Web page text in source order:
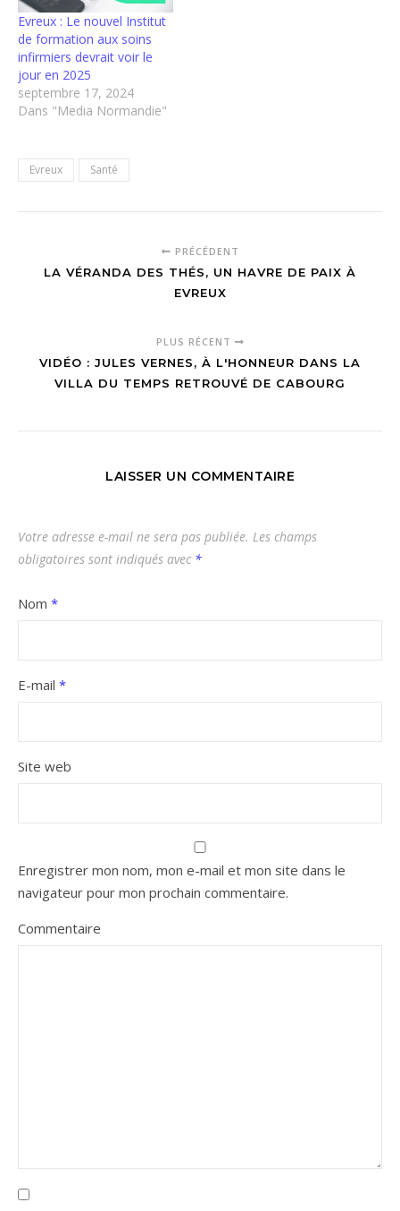
Evreux : Le nouvel Institut
de formation aux soins
infirmiers devrait voir le
jour en 2025
septembre 17, 2024
Dans "Media Normandie"
Evreux Santé
PRÉCÉDENT
LA VÉRANDA DES THÉS, UN HAVRE DE PAIX À
EVREUX
PLUS RÉCENT
VIDÉO : JULES VERNES, À L'HONNEUR DANS LA
VILLA DU TEMPS RETROUVÉ DE CABOURG
LAISSER UN COMMENTAIRE
Votre adresse e-mail ne sera pas publiée. Les champs
obligatoires sont indiqués avec *
Nom *
E-mail *
Site web
Enregistrer mon nom, mon e-mail et mon site dans le
navigateur pour mon prochain commentaire.
Commentaire